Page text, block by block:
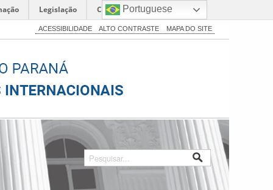
Legislação Canais
ACESSIBILIDADE ALTO CONTRASTE MAPA DO SITE
Portuguese